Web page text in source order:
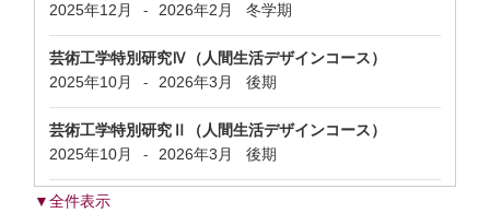
2025年12月
- 2026年2月 冬学期
芸術工学特別研究Ⅳ（人間生活デザインコース）
2025年10月
- 2026年3月 後期
芸術工学特別研究Ⅱ（人間生活デザインコース）
2025年10月
- 2026年3月 後期
▼全件表示